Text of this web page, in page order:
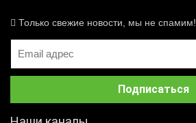
Только свежие новости, мы не спамим!